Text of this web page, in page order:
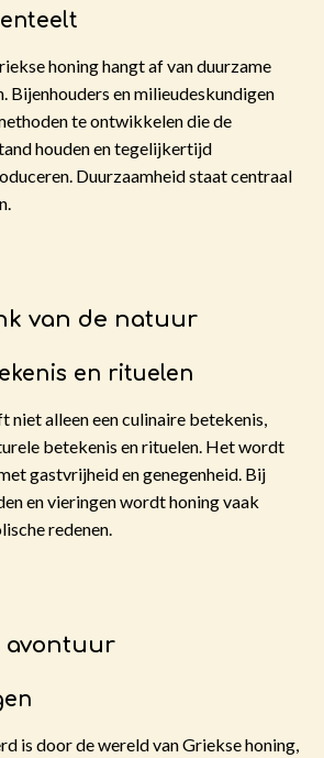
honing hangt af van duurzame
en milieudeskundigen
te ontwikkelen die de
houden en tegelijkertijd
Duurzaamheid staat centraal
van de natuur
en rituelen
niet alleen een culinaire betekenis,
betekenis en rituelen. Het wordt
gastvrijheid en genegenheid. Bij
en vieringen wordt honing vaak
redenen.
avontuur
is door de wereld van Griekse honing,